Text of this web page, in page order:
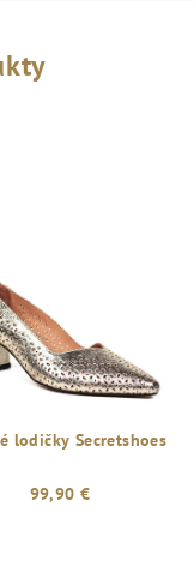
lodičky Secretshoes
99,90 €